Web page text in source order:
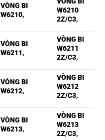
VÒNG BI
W6210,
W6210
2Z/C3,
VÒNG BI
W6211,
VÒNG BI
W6211
2Z/C3,
VÒNG BI
W6212,
VÒNG BI
W6212
2Z/C3,
VÒNG BI
W6213,
VÒNG BI
W6213
2Z/C3,